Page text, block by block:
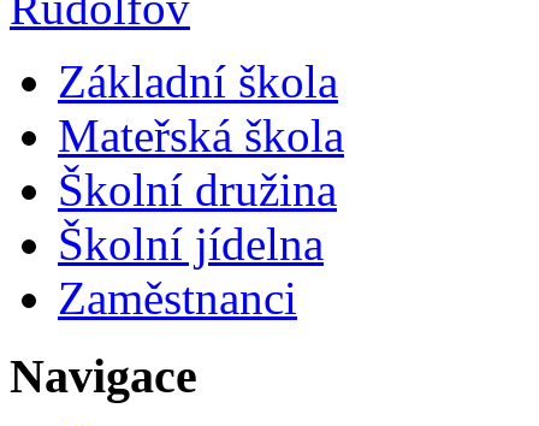
Základní škola
Mateřská škola
Školní družina
Školní jídelna
Zaměstnanci
Navigace